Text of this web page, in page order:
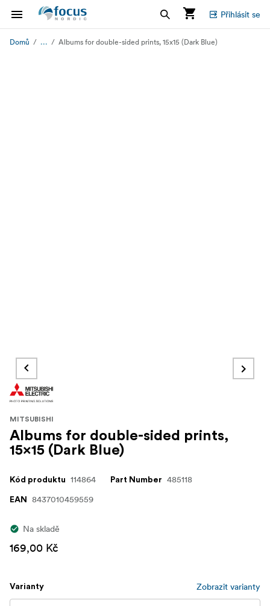
Přihlásit se
Domů ... Albums for double-sided prints, 15x15 (Dark Blue)
MITSUBISHI
Albums for double-sided prints,
15x15 (Dark Blue)
Kód produktu 114864 Part Number 485118
EAN 8437010459559
Na skladě
169,00 Kč
Varianty Zobrazit varianty